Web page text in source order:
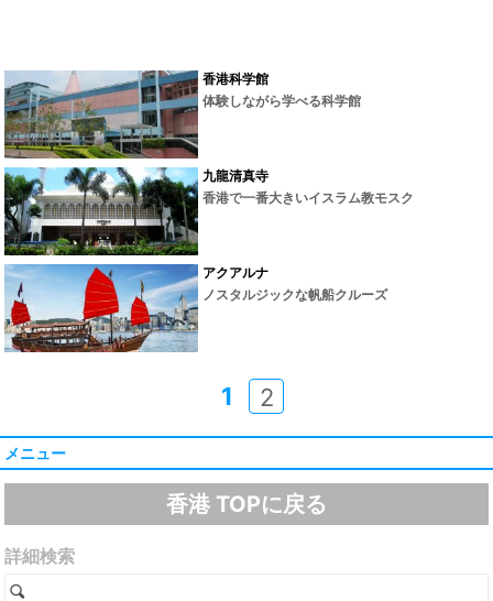
香港科学館
体験しながら学べる科学館
九龍清真寺
香港で一番大きいイスラム教モスク
アクアルナ
ノスタルジックな帆船クルーズ
1 2
メニュー
香港 TOPに戻る
詳細検索